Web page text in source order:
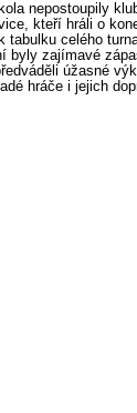
nepostoupily
, kteří hráli o
tabulku celého
byly zajímavé
úžasné
hráče i jejich